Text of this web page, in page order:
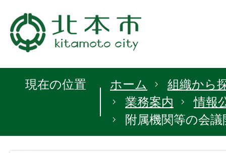
現在の位置 ホーム
組織から
業務案内
情報
附属機関等の会